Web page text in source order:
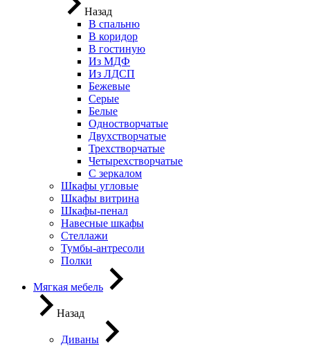
Назад
В спальню
В коридор
В гостиную
Из МДФ
Из ЛДСП
Бежевые
Серые
Белые
Одностворчатые
Двухстворчатые
Трехстворчатые
Четырехстворчатые
С зеркалом
Шкафы угловые
Шкафы витрина
Шкафы-пенал
Навесные шкафы
Стеллажи
Тумбы-антресоли
Полки
Мягкая мебель
Назад
Диваны